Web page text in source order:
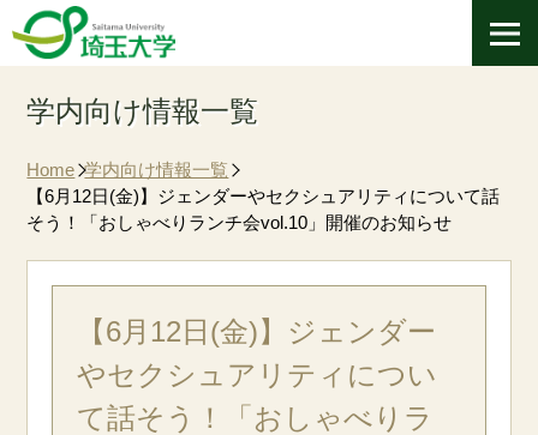
学内向け情報一覧
Home 学内向け情報一覧
【6月12日(金)】ジェンダーやセクシュアリティについて話
そう！「おしゃべりランチ会vol.10」開催のお知らせ
【6月12日(金)】ジェンダー
やセクシュアリティについ
て話そう！「おしゃべりラ